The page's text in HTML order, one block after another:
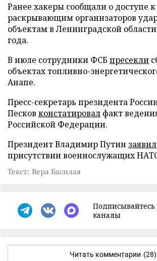
Ранее хакеры сообщали о доступе
раскрывающим организаторов
объектам в Ленинградской
года.
В июле сотрудники ФСБ пресекли
объектах топливно-
Анапе.
Пресс-секретарь президента
Песков констатировал факт
Российской Федерации.
Президент Владимир Путин заявил
присутствии военнослужащих
Текст: Вера Басилая
каналы
Читать комментарии (28)